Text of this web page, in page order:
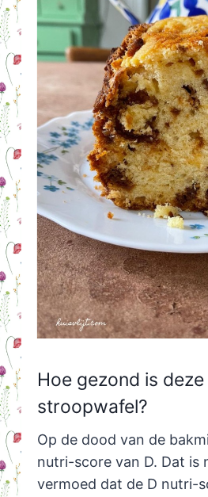
Hoe gezond is
stroopwafel?
Op de dood van de
nutri-score van D. Dat is
vermoed dat de D nutri-